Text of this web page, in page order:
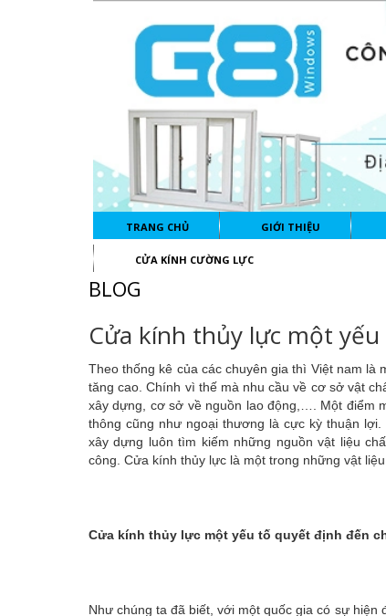
TRANG CHỦ GIỚI THIỆU
CỬA KÍNH CƯỜNG LỰC
BLOG
Cửa kính thủy lực một
Theo thống kê của các chuyên gia thì Việt nam là
tăng cao. Chính vì thế mà nhu cầu về cơ sở vật
xây dựng, cơ sở về nguồn lao động,…. Một điểm
thông cũng như ngoại thương là cực kỳ thuận
xây dựng luôn tìm kiếm những nguồn vật liệu
công. Cửa kính thủy lực là một trong những vật
Cửa kính thủy lực một yếu tố quyết định đến
Như chúng ta đã biết, với một quốc gia có sự